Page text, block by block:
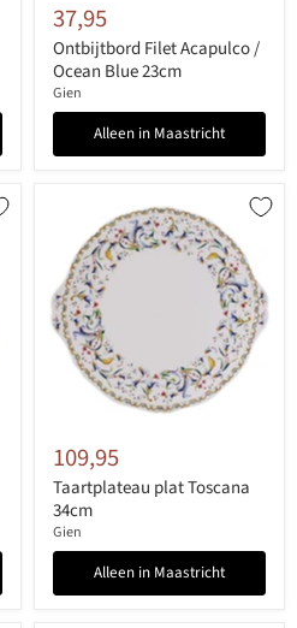
37,95
Ontbijtbord Filet Acapulco /
Ocean Blue 23cm
Gien
Alleen in Maastricht
109,95
Taartplateau plat Toscana
34cm
Gien
Alleen in Maastricht